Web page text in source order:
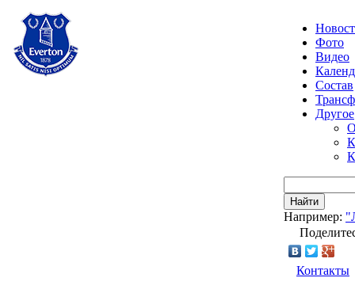
Фото
Видео
Состав
Другое
Найти
Например:
Контакты